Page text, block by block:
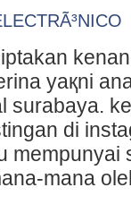
yaқni
surabaya.
di
mempunyai
mana